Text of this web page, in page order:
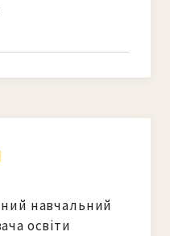
навчальний
освіти